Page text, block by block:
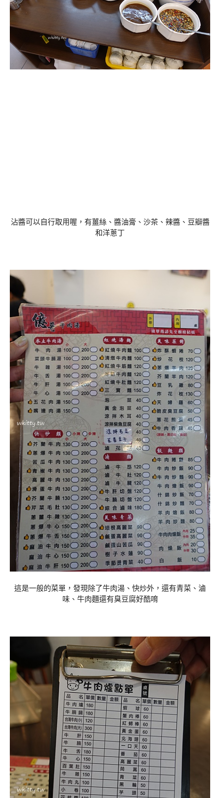
沾醬可以自行取用喔，有薑絲、醬油膏、沙茶、辣醬、豆瓣醬
和洋蔥丁
這是一般的菜單，發現除了牛肉湯、快炒外，還有青菜、滷
味、牛肉麵還有臭豆腐好酷唷